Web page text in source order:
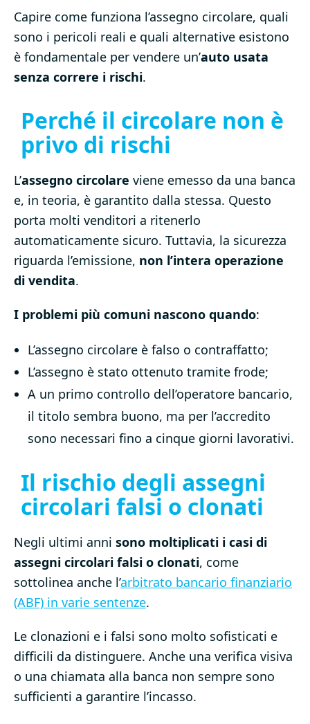
Capire come funziona l’assegno circolare, quali
sono i pericoli reali e quali alternative esistono
è fondamentale per vendere un’auto usata
senza correre i rischi.
Perché il circolare non è
privo di rischi
L’assegno circolare viene emesso da una banca
e, in teoria, è garantito dalla stessa. Questo
porta molti venditori a ritenerlo
automaticamente sicuro. Tuttavia, la sicurezza
riguarda l’emissione, non l’intera operazione
di vendita.
I problemi più comuni nascono quando:
L’assegno circolare è falso o contraffatto;
L’assegno è stato ottenuto tramite frode;
A un primo controllo dell’operatore bancario,
il titolo sembra buono, ma per l’accredito
sono necessari fino a cinque giorni lavorativi.
Il rischio degli assegni
circolari falsi o clonati
Negli ultimi anni sono moltiplicati i casi di
assegni circolari falsi o clonati, come
sottolinea anche l’arbitrato bancario finanziario
(ABF) in varie sentenze.
Le clonazioni e i falsi sono molto sofisticati e
difficili da distinguere. Anche una verifica visiva
o una chiamata alla banca non sempre sono
sufficienti a garantire l’incasso.